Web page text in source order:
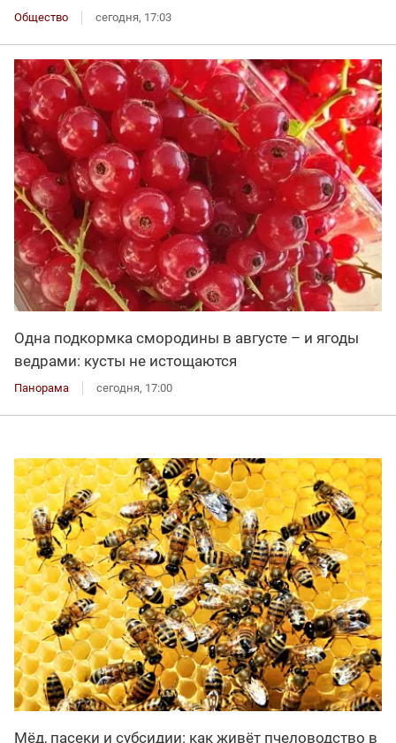
Общество сегодня, 17:03
Одна подкормка смородины в августе – и ягоды
ведрами: кусты не истощаются
Панорама сегодня, 17:00
Мёд, пасеки и субсидии: как живёт пчеловодство в